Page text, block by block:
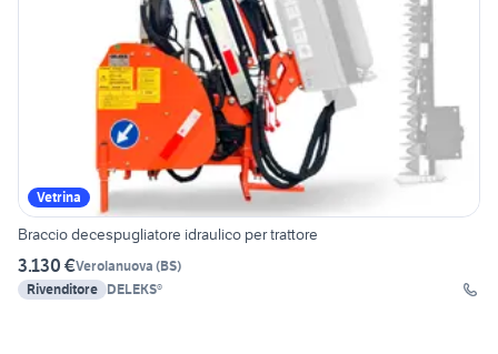
Vetrina
Braccio decespugliatore idraulico per trattore
3.130 €Verolanuova (BS)
Rivenditore DELEKS®